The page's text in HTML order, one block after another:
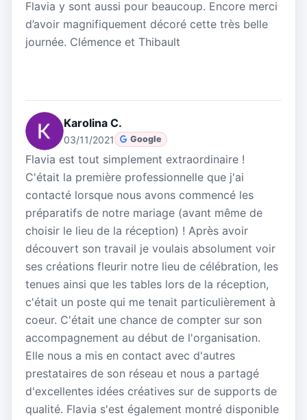
Flavia y sont aussi pour beaucoup. Encore merci
d’avoir magnifiquement décoré cette très belle
journée. Clémence et Thibault
Karolina C.
03/11/2021 Google
Flavia est tout simplement extraordinaire !
C'était la première professionnelle que j'ai
contacté lorsque nous avons commencé les
préparatifs de notre mariage (avant même de
choisir le lieu de la réception) ! Après avoir
découvert son travail je voulais absolument voir
ses créations fleurir notre lieu de célébration, les
tenues ainsi que les tables lors de la réception,
c'était un poste qui me tenait particulièrement à
coeur. C'était une chance de compter sur son
accompagnement au début de l'organisation.
Elle nous a mis en contact avec d'autres
prestataires de son réseau et nous a partagé
d'excellentes idées créatives sur de supports de
qualité. Flavia s'est également montré disponible